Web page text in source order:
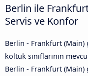
Berlin ile
Servis ve Konfor
Berlin - Frankfurt
koltuk sınıflarının
Berlin - Frankfurt